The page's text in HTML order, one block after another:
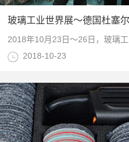
玻璃工业世界展～德国杜塞
2018-10-23